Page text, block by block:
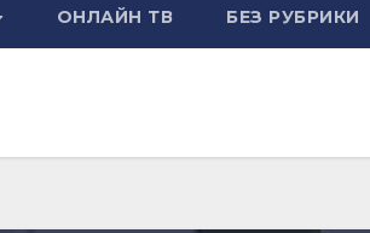
ОНЛАЙН ТВ БЕЗ РУБРИКИ